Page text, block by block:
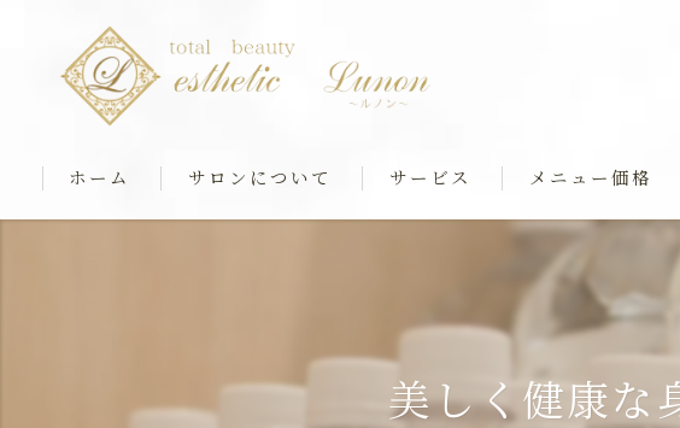
ホーム サロンについて サービス
筋膜ストレッチ＆全身歪み調整
リアボーテフェイシャル
メニュー価格
美しく健康な